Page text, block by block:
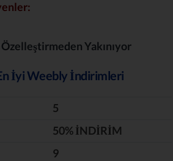
Özelleştirmeden Yakınıyor
İyi Weebly İndirimleri
5
‎50% İNDİRİM
9